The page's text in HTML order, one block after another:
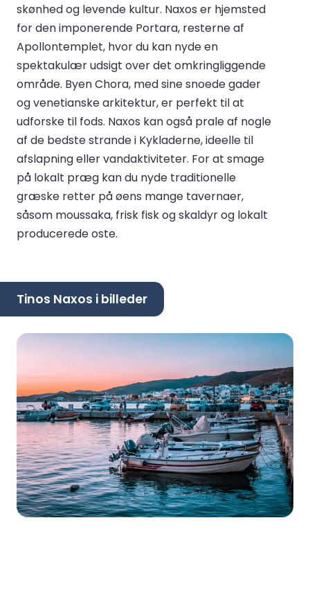
skønhed og levende kultur. Naxos er hjemsted
for den imponerende Portara, resterne af
Apollontemplet, hvor du kan nyde en
spektakulær udsigt over det omkringliggende
område. Byen Chora, med sine snoede gader
og venetianske arkitektur, er perfekt til at
udforske til fods. Naxos kan også prale af nogle
af de bedste strande i Kykladerne, ideelle til
afslapning eller vandaktiviteter. For at smage
på lokalt præg kan du nyde traditionelle
græske retter på øens mange tavernaer,
såsom moussaka, frisk fisk og skaldyr og lokalt
producerede oste.
Tinos Naxos i billeder